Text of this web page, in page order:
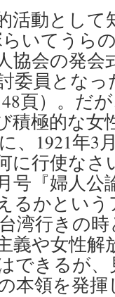
活動として
らいてうら
協会の発会
委員とな
頁）。だ
積極的な女
、1921年3
に行使な
号『婦人
るかとい
湾行きの
義や女性解
できるが
本領を発